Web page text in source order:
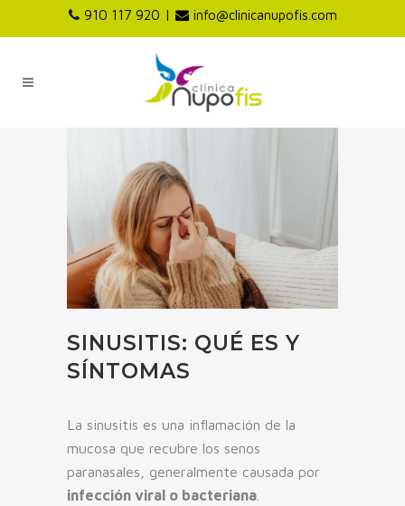
910 117 920 | info@clinicanupofis.com
SINUSITIS: QUÉ ES Y
SÍNTOMAS
La sinusitis es una inflamación de la
mucosa que recubre los senos
paranasales, generalmente causada por
infección viral o bacteriana